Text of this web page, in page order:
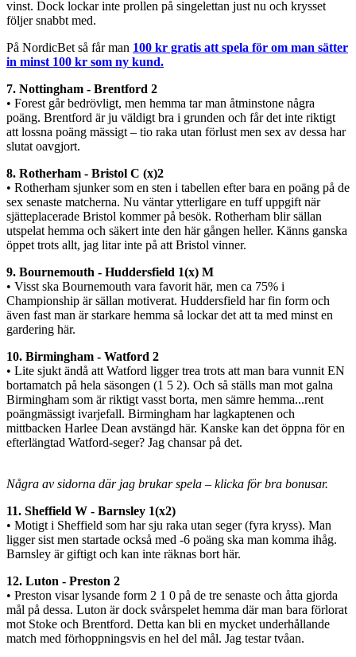
vinst. Dock lockar inte prollen på singelettan just nu och krysset
följer snabbt med.
På NordicBet så får man 100 kr gratis att spela för om man sätter
in minst 100 kr som ny kund.
7. Nottingham - Brentford 2
• Forest går bedrövligt, men hemma tar man åtminstone några
poäng. Brentford är ju väldigt bra i grunden och får det inte riktigt
att lossna poäng mässigt – tio raka utan förlust men sex av dessa har
slutat oavgjort.
8. Rotherham - Bristol C (x)2
• Rotherham sjunker som en sten i tabellen efter bara en poäng på de
sex senaste matcherna. Nu väntar ytterligare en tuff uppgift när
sjätteplacerade Bristol kommer på besök. Rotherham blir sällan
utspelat hemma och säkert inte den här gången heller. Känns ganska
öppet trots allt, jag litar inte på att Bristol vinner.
9. Bournemouth - Huddersfield 1(x) M
• Visst ska Bournemouth vara favorit här, men ca 75% i
Championship är sällan motiverat. Huddersfield har fin form och
även fast man är starkare hemma så lockar det att ta med minst en
gardering här.
10. Birmingham - Watford 2
• Lite sjukt ändå att Watford ligger trea trots att man bara vunnit EN
bortamatch på hela säsongen (1 5 2). Och så ställs man mot galna
Birmingham som är riktigt vasst borta, men sämre hemma...rent
poängmässigt ivarjefall. Birmingham har lagkaptenen och
mittbacken Harlee Dean avstängd här. Kanske kan det öppna för en
efterlängtad Watford-seger? Jag chansar på det.
Några av sidorna där jag brukar spela – klicka för bra bonusar.
11. Sheffield W - Barnsley 1(x2)
• Motigt i Sheffield som har sju raka utan seger (fyra kryss). Man
ligger sist men startade också med -6 poäng ska man komma ihåg.
Barnsley är giftigt och kan inte räknas bort här.
12. Luton - Preston 2
• Preston visar lysande form 2 1 0 på de tre senaste och åtta gjorda
mål på dessa. Luton är dock svårspelet hemma där man bara förlorat
mot Stoke och Brentford. Detta kan bli en mycket underhållande
match med förhoppningsvis en hel del mål. Jag testar tvåan.